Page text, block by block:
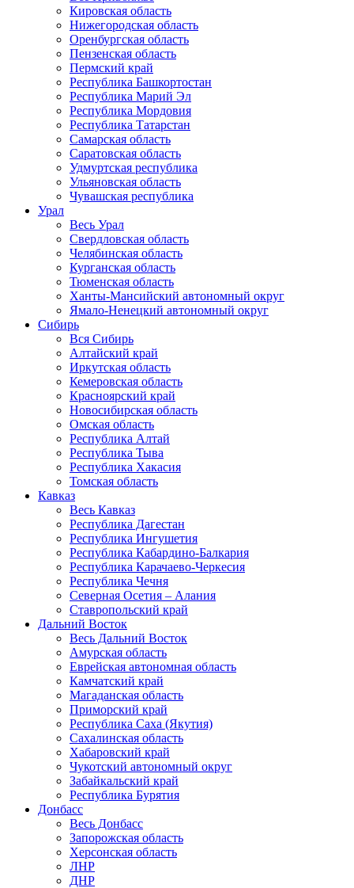
Кировская область
Нижегородская область
Оренбургская область
Пензенская область
Пермский край
Республика Башкортостан
Республика Марий Эл
Республика Мордовия
Республика Татарстан
Самарская область
Саратовская область
Удмуртская республика
Ульяновская область
Чувашская республика
Урал
Весь Урал
Свердловская область
Челябинская область
Курганская область
Тюменская область
Ханты-Мансийский автономный округ
Ямало-Ненецкий автономный округ
Сибирь
Вся Сибирь
Алтайский край
Иркутская область
Кемеровская область
Красноярский край
Новосибирская область
Омская область
Республика Алтай
Республика Тыва
Республика Хакасия
Томская область
Кавказ
Весь Кавказ
Республика Дагестан
Республика Ингушетия
Республика Кабардино-Балкария
Республика Карачаево-Черкесия
Республика Чечня
Северная Осетия – Алания
Ставропольский край
Дальний Восток
Весь Дальний Восток
Амурская область
Еврейская автономная область
Камчатский край
Магаданская область
Приморский край
Республика Саха (Якутия)
Сахалинская область
Хабаровский край
Чукотский автономный округ
Забайкальский край
Республика Бурятия
Донбасс
Весь Донбасс
Запорожская область
Херсонская область
ЛНР
ДНР